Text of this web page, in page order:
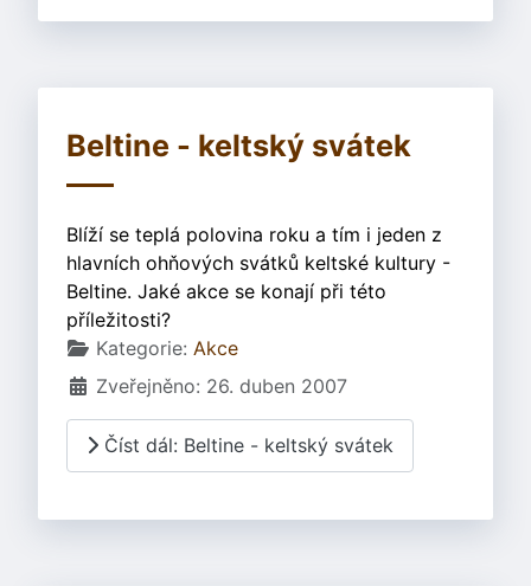
Beltine - keltský svátek
Blíží se teplá polovina roku a tím i jeden z
hlavních ohňových svátků keltské kultury -
Beltine. Jaké akce se konají při této
příležitosti?
Základní údaje
Kategorie: Akce
Zveřejněno: 26. duben 2007
Číst dál: Beltine - keltský svátek